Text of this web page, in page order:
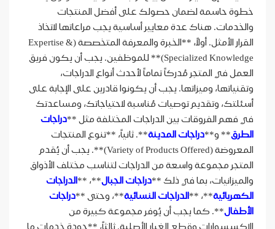
خطوة حاسمة لضمان حصولك على أفضل المنتجات
والخدمات. هناك عدة معايير أساسية يجب مراعاتها لاتخاذ
القرار الأمثل. أولاً، **الخبرة والمعرفة المتخصصة (Expertise &
Specialized Knowledge)** للموظفين. يجب أن يكون فريق
العمل في المتجر مُدركاً تماماً لأحدث أنواع الدراجات،
وتقنياتها، وميزاتها. يجب أن يكونوا قادرين على الإجابة على
أسئلتك، وتقديم توصيات مُناسبة لاحتياجاتك، ومساعدتك
في فهم الفروقات بين الدراجات المختلفة مثل **دراجات
الطرق** و**دراجات المدينة**. ثانياً، **تنوع المنتجات
المعروضة (Variety of Products Offered)**. يجب أن يُقدم
المتجر مجموعة واسعة من الدراجات لتناسب مختلف الأذواق
والميزانيات، بما في ذلك **دراجات الجبال**، **الدراجات
الكهربائية**، **الدراجات النسائية**، وحتى **دراجات
الأطفال**. كما يجب أن يُوفر مجموعة كبيرة من
الإكسسوارات وقطع الغيار الأصلية. ثالثاً، **جودة خدمات ما